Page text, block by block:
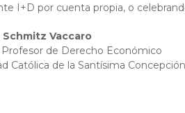
I+D por cuenta propia, o
Vaccaro
de Derecho Económico
Católica de la Santísima Concepción